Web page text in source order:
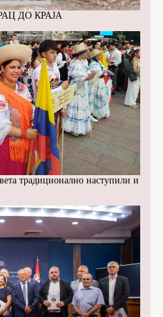
ДО КРАЈА
традиционално наступили и